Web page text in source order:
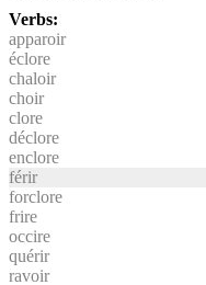
Verbs:
apparoir
éclore
chaloir
choir
clore
déclore
enclore
férir
forclore
frire
occire
quérir
ravoir